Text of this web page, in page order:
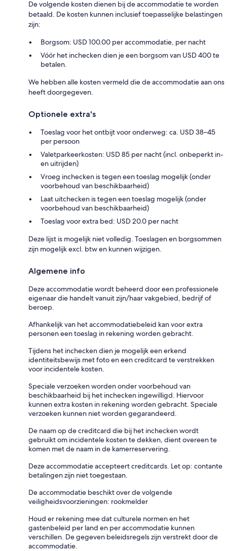
De volgende kosten dienen bij de accommodatie te worden
betaald. De kosten kunnen inclusief toepasselijke belastingen
zijn:
Borgsom: USD 100.00 per accommodatie, per nacht
Vóór het inchecken dien je een borgsom van USD 400 te
betalen.
We hebben alle kosten vermeld die de accommodatie aan ons
heeft doorgegeven.
Optionele extra's
Toeslag voor het ontbijt voor onderweg: ca. USD 38–45
per persoon
Valetparkeerkosten: USD 85 per nacht (incl. onbeperkt in-
en uitrijden)
Vroeg inchecken is tegen een toeslag mogelijk (onder
voorbehoud van beschikbaarheid)
Laat uitchecken is tegen een toeslag mogelijk (onder
voorbehoud van beschikbaarheid)
Toeslag voor extra bed: USD 20.0 per nacht
Deze lijst is mogelijk niet volledig. Toeslagen en borgsommen
zijn mogelijk excl. btw en kunnen wijzigen.
Algemene info
Deze accommodatie wordt beheerd door een professionele
eigenaar die handelt vanuit zijn/haar vakgebied, bedrijf of
beroep.
Afhankelijk van het accommodatiebeleid kan voor extra
personen een toeslag in rekening worden gebracht.
Tijdens het inchecken dien je mogelijk een erkend
identiteitsbewijs met foto en een creditcard te verstrekken
voor incidentele kosten.
Speciale verzoeken worden onder voorbehoud van
beschikbaarheid bij het inchecken ingewilligd. Hiervoor
kunnen extra kosten in rekening worden gebracht. Speciale
verzoeken kunnen niet worden gegarandeerd.
De naam op de creditcard die bij het inchecken wordt
gebruikt om incidentele kosten te dekken, dient overeen te
komen met de naam in de kamerreservering.
Deze accommodatie accepteert creditcards. Let op: contante
betalingen zijn niet toegestaan.
De accommodatie beschikt over de volgende
veiligheidsvoorzieningen: rookmelder
Houd er rekening mee dat culturele normen en het
gastenbeleid per land en per accommodatie kunnen
verschillen. De gegeven beleidsregels zijn verstrekt door de
accommodatie.